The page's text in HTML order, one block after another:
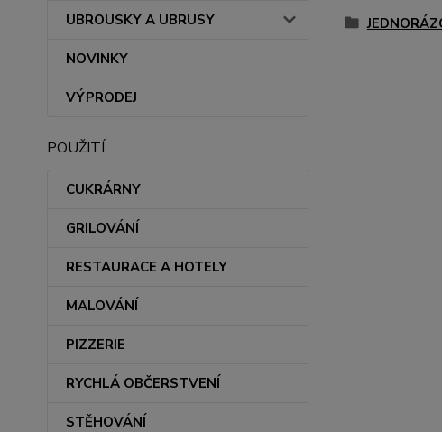
UBROUSKY A UBRUSY
NOVINKY
VÝPRODEJ
POUŽITÍ
CUKRÁRNY
GRILOVÁNÍ
RESTAURACE A HOTELY
MALOVÁNÍ
PIZZERIE
RYCHLÁ OBČERSTVENÍ
STĚHOVÁNÍ